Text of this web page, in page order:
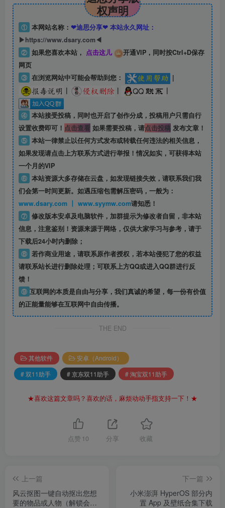
权声明
① 本网站名称： ❤迪思分享❤ 本站永久网址：
▶https://www.dsary.com◀
② 如果您喜欢本站， 点击这儿
开通VIP，同时按Ctrl+D保存
网页
③ 在浏览网站中可能会帮助到您：
|
|
| |
④ 本站接受投稿，同时也开启了创作分成，投稿用户只需自行
设置收费即可！ 点击查看如果需要投稿，请点击投稿发布文章！
⑤ 本站一律禁止以任何方式发布或转载任何违法的相关信息，
如果发现请点击上方联系方式进行举报！情况如实，可获得本站
一个月的VIP
⑥ 本站资源大多存储在云盘，如发现链接失效，请联系我们我
们会第一时间更新。如遇压缩包需解压密码，一般为：
www.dsary.com 丨 www.syymw.com请知悉！
⑦ 修改版本安卓及电脑软件，加群提示为修改者自留， 非本站
信息，注意鉴别！资源来源于网络，仅供大家学习与参考，请于
下载后24小时内删除；
⑧ 若作商业用途，请联系原作者授权，若本站侵犯了您的权益
请联系站长进行删除处理；可联系上方QQ或进入QQ群进行反
馈！
⑨ 互联网的本质是自由与分享，我们真诚的希望，每一份有价值
的正能量能够在互联网中自由传播。
THE END
其他软件
安卓（Android）
# 双11助手
# 京东双11助手 # 淘宝双11助手
★喜欢这篇文章吗？喜欢的话，麻烦动动手指支持一下！★
点赞 10 分享 收藏
上一篇
风云抠图一键自动抠出您想
要的物品或人物（解锁会
下一篇
小米澎湃 HyperOS 部分内
置 App 及壁纸合集下载